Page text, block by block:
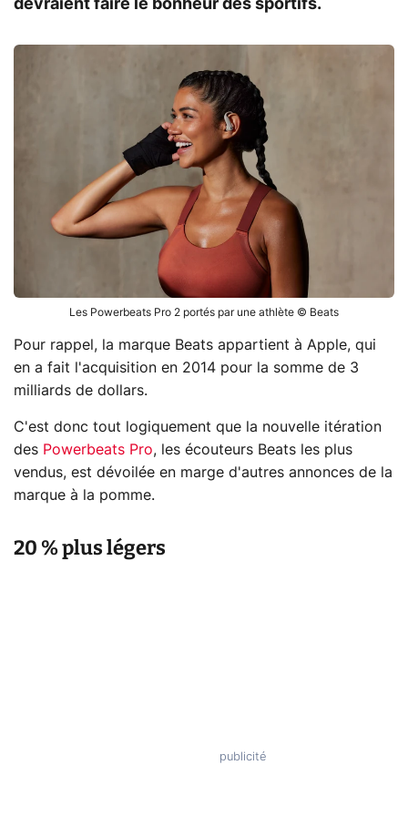
devraient faire le bonheur des sportifs.
Les Powerbeats Pro 2 portés par une athlète © Beats
Pour rappel, la marque Beats appartient à Apple, qui
en a fait l'acquisition en 2014 pour la somme de 3
milliards de dollars.
C'est donc tout logiquement que la nouvelle itération
des Powerbeats Pro, les écouteurs Beats les plus
vendus, est dévoilée en marge d'autres annonces de la
marque à la pomme.
20 % plus légers